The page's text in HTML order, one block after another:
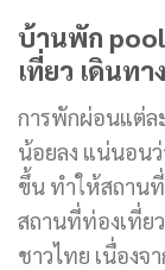
บ้านพัก
เที่ยว เดินท
การพักผ่อนแต่ล
น้อยลง แน่นอน
ขึ้น ทำให้สถาน
สถานที่ท่องเที่ย
ชาวไทย เนื่องจ